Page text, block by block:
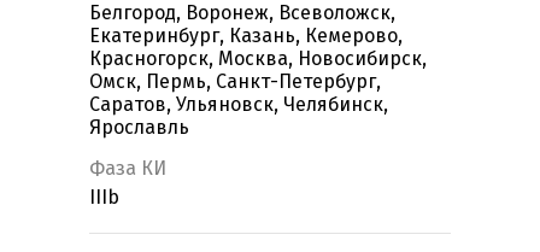
Белгород, Воронеж, Всеволожск,
Екатеринбург, Казань, Кемерово,
Красногорск, Москва, Новосибирск,
Омск, Пермь, Санкт-Петербург,
Саратов, Ульяновск, Челябинск,
Ярославль
Фаза КИ
IIIb